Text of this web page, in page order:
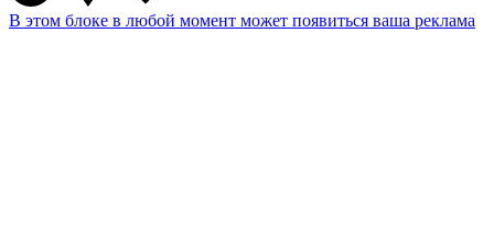
В этом блоке в любой момент может появиться ваша реклама